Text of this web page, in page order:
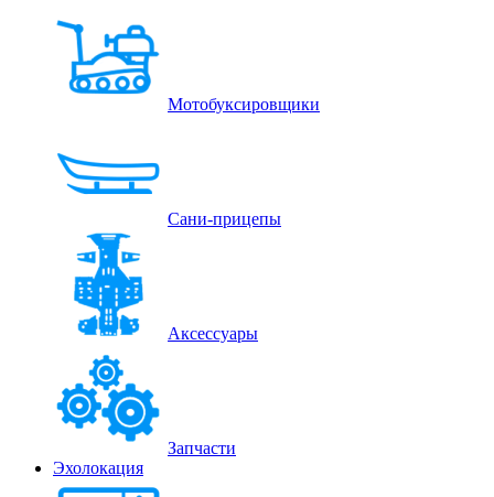
Мотобуксировщики
Сани-прицепы
Аксессуары
Запчасти
Эхолокация